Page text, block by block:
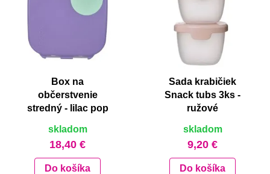
Box na
občerstvenie
stredný - lilac pop
skladom
18,40 €
Do košíka
Sada krabičiek
Snack tubs 3ks -
ružové
skladom
9,20 €
Do košíka